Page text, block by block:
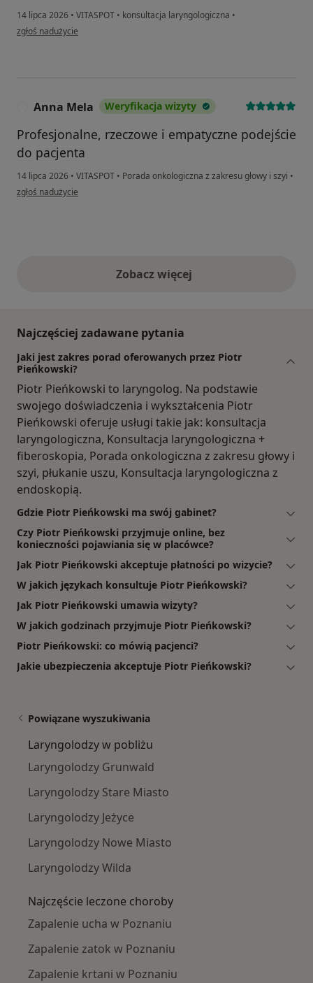
14 lipca 2026 • VITASPOT • konsultacja laryngologiczna •
w opinii użytkownika Marek
zgłoś nadużycie
Anna Mela Weryfikacja wizyty
Profesjonalne, rzeczowe i empatyczne podejście
do pacjenta
14 lipca 2026 • VITASPOT • Porada onkologiczna z zakresu głowy i szyi •
w opinii użytkownika Anna Mela
zgłoś nadużycie
Zobacz więcejopinie powyżej
Najczęściej zadawane pytania
Jaki jest zakres porad oferowanych przez Piotr
Pieńkowski?
Piotr Pieńkowski to laryngolog. Na podstawie
swojego doświadczenia i wykształcenia Piotr
Pieńkowski oferuje usługi takie jak: konsultacja
laryngologiczna, Konsultacja laryngologiczna +
fiberoskopia, Porada onkologiczna z zakresu głowy i
szyi, płukanie uszu, Konsultacja laryngologiczna z
endoskopią.
Gdzie Piotr Pieńkowski ma swój gabinet?
Czy Piotr Pieńkowski przyjmuje online, bez
konieczności pojawiania się w placówce?
Jak Piotr Pieńkowski akceptuje płatności po wizycie?
W jakich językach konsultuje Piotr Pieńkowski?
Jak Piotr Pieńkowski umawia wizyty?
W jakich godzinach przyjmuje Piotr Pieńkowski?
Piotr Pieńkowski: co mówią pacjenci?
Jakie ubezpieczenia akceptuje Piotr Pieńkowski?
Powiązane wyszukiwania
Laryngolodzy w pobliżu
Laryngolodzy Grunwald
Laryngolodzy Stare Miasto
Laryngolodzy Jeżyce
Laryngolodzy Nowe Miasto
Laryngolodzy Wilda
Najczęście leczone choroby
Zapalenie ucha w Poznaniu
Zapalenie zatok w Poznaniu
Zapalenie krtani w Poznaniu